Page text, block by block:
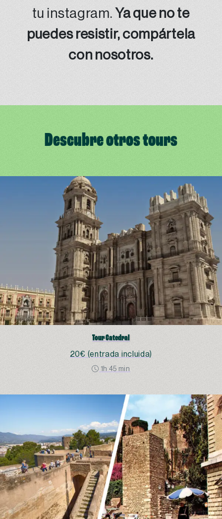
tu instagram. Ya que no te
puedes resistir, compártela
con nosotros.
Descubre otros tours
Tour Catedral
20€ (entrada incluida)
1h 45 min